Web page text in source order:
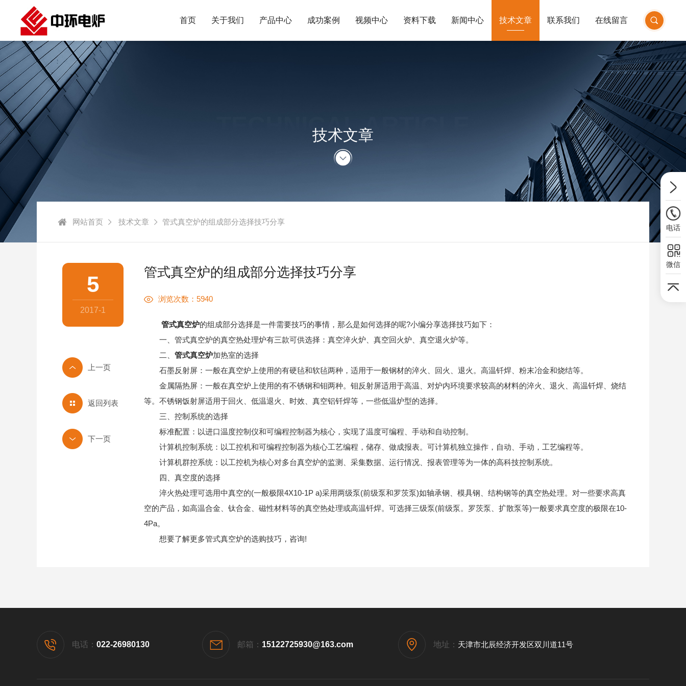
首页 关于我们 产品中心 成功案例 视频中心 资料下载 新闻中心 技术文章 联系我们 在线留言
TECHNICAL ARTICLE
技术文章
网站首页 技术文章 管式真空炉的组成部分选择技巧分享
管式真空炉的组成部分选择技巧分享
浏览次数：5940
管式真空炉的组成部分选择是一件需要技巧的事情，那么是如何选择的呢?小编分享选择技巧如下：
一、管式真空炉的真空热处理炉有三款可供选择：真空淬火炉、真空回火炉、真空退火炉等。
二、 管式真空炉加热室的选择
石墨反射屏：一般在真空炉上使用的有硬毡和软毡两种，适用于一般钢材的淬火、回火、退火。高温钎焊、粉末冶金和烧结等。
金属隔热屏：一般在真空炉上使用的有不锈钢和钼两种。钼反射屏适用于高温、对炉内环境要求较高的材料的淬火、退火、高温钎焊、烧结
等。不锈钢饭射屏适用于回火、低温退火、时效、真空铝钎焊等，一些低温炉型的选择。
三、控制系统的选择
标准配置：以进口温度控制仪和可编程控制器为核心，实现了温度可编程、手动和自动控制。
计算机控制系统：以工控机和可编程控制器为核心工艺编程，储存、做成报表。可计算机独立操作，自动、手动，工艺编程等。
计算机群控系统：以工控机为核心对多台真空炉的监测、采集数据、运行情况、报表管理等为一体的高科技控制系统。
四、真空度的选择
淬火热处理可选用中真空的(一般极限4X10-1P a)采用两级泵(前级泵和罗茨泵)如轴承钢、模具钢、结构钢等的真空热处理。对一些要求高真
空的产品，如高温合金、钛合金、磁性材料等的真空热处理或高温钎焊。可选择三级泵(前级泵。罗茨泵、扩散泵等)一般要求真空度的极限在10-
4Pa。
想要了解更多管式真空炉的选购技巧，咨询!
5
2017-1
返回列表
电话： 022-26980130 邮箱： 15122725930@163.com 地址： 天津市北辰经济开发区双川道11号
电话
微信